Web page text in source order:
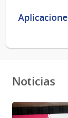
Noticias